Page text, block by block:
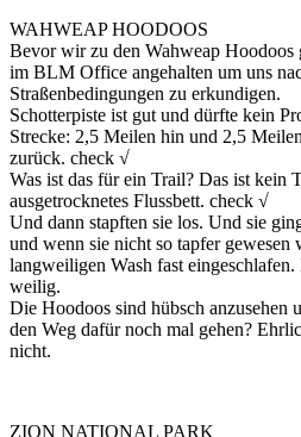
WAHWEAP HOODOOS
Bevor wir zu den Wahweap Hoodoos
im BLM Office angehalten um uns
Straßenbedingungen zu erkundigen.
Schotterpiste ist gut und dürfte kein
Strecke: 2,5 Meilen hin und 2,5
zurück. check √
Was ist das für ein Trail? Das ist kein
ausgetrocknetes Flussbett. check √
Und dann stapften sie los. Und sie
und wenn sie nicht so tapfer gewesen
langweiligen Wash fast
weilig.
Die Hoodoos sind hübsch anzusehen
den Weg dafür noch mal gehen?
nicht.
ZION NATIONAL PARK